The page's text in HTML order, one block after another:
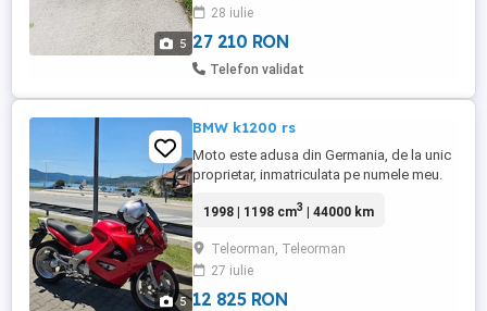
5
mâini Inmatriculat Acte valabile Se vinde
pentru ...
28 iulie
27 210 RON
Telefon validat
5
BMW k1200 rs
Moto este adusa din Germania, de la unic
proprietar, inmatriculata pe numele meu.
buna, necesita doar benzina pentru acest
dotata cu: -ABS -indicator de treapta -
incalzire in manere -parbriz reglabil in 2
pozitii -cutii ...
1998 | 1198 cm3 | 44000 km
Teleorman, Teleorman
27 iulie
12 825 RON